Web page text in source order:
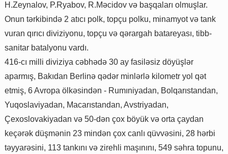
H.Zeynalov, P.Ryabov, R.Məcidov və başqaları olmuşlar.
Onun tərkibində 2 atıcı polk, topçu polku, minamyot və tank
vuran qırıcı diviziyonu, topçu və qərargah batareyası, tibb-
sanitar batalyonu vardı.
416-cı milli diviziya cəbhədə 30 ay fasiləsiz döyüşlər
aparmış, Bakıdan Berlinə qədər minlərlə kilometr yol qət
etmiş, 6 Avropa ölkəsindən - Rumıniyadan, Bolqarıstandan,
Yuqoslaviyadan, Macarıstandan, Avstriyadan,
Çexoslovakiyadan və 50-dən çox böyük və orta çaydan
keçərək düşmənin 23 mindən çox canlı qüvvəsini, 28 hərbi
təyyarəsini, 113 tankını və zirehli maşınını, 549 səhra topunu,